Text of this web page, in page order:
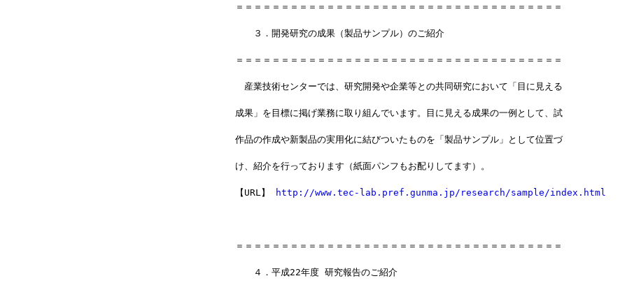
＝＝＝＝＝＝＝＝＝＝＝＝＝＝＝＝＝＝＝＝＝＝＝＝＝＝＝＝＝＝＝＝＝＝＝＝
３．開発研究の成果（製品サンプル）のご紹介
＝＝＝＝＝＝＝＝＝＝＝＝＝＝＝＝＝＝＝＝＝＝＝＝＝＝＝＝＝＝＝＝＝＝＝＝
産業技術センターでは、研究開発や企業等との共同研究において「目に見える
成果」を目標に掲げ業務に取り組んでいます。目に見える成果の一例として、試
作品の作成や新製品の実用化に結びついたものを「製品サンプル」として位置づ
け、紹介を行っております（紙面パンフもお配りしてます）。
【URL】 http://www.tec-lab.pref.gunma.jp/research/sample/index.html
＝＝＝＝＝＝＝＝＝＝＝＝＝＝＝＝＝＝＝＝＝＝＝＝＝＝＝＝＝＝＝＝＝＝＝＝
４．平成22年度 研究報告のご紹介